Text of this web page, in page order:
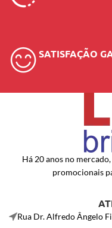
SATISFAÇÃO
Há 20 anos no
promocionais
Rua Dr. Alfredo Ângelo